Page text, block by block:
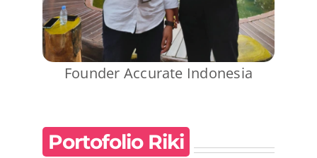
Founder Accurate Indonesia
Portofolio Riki